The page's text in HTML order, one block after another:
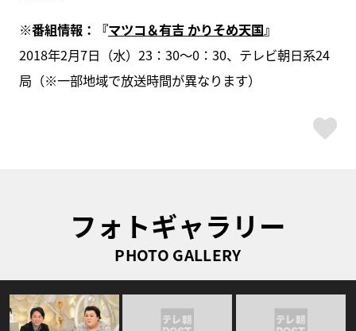
※番組情報：『マツコ＆有吉 かりそめ天国』
2018年2月7日（水）23：30～0：30、テレビ朝日系24
局（※一部地域で放送時間が異なります）
フォトギャラリー
PHOTO GALLERY